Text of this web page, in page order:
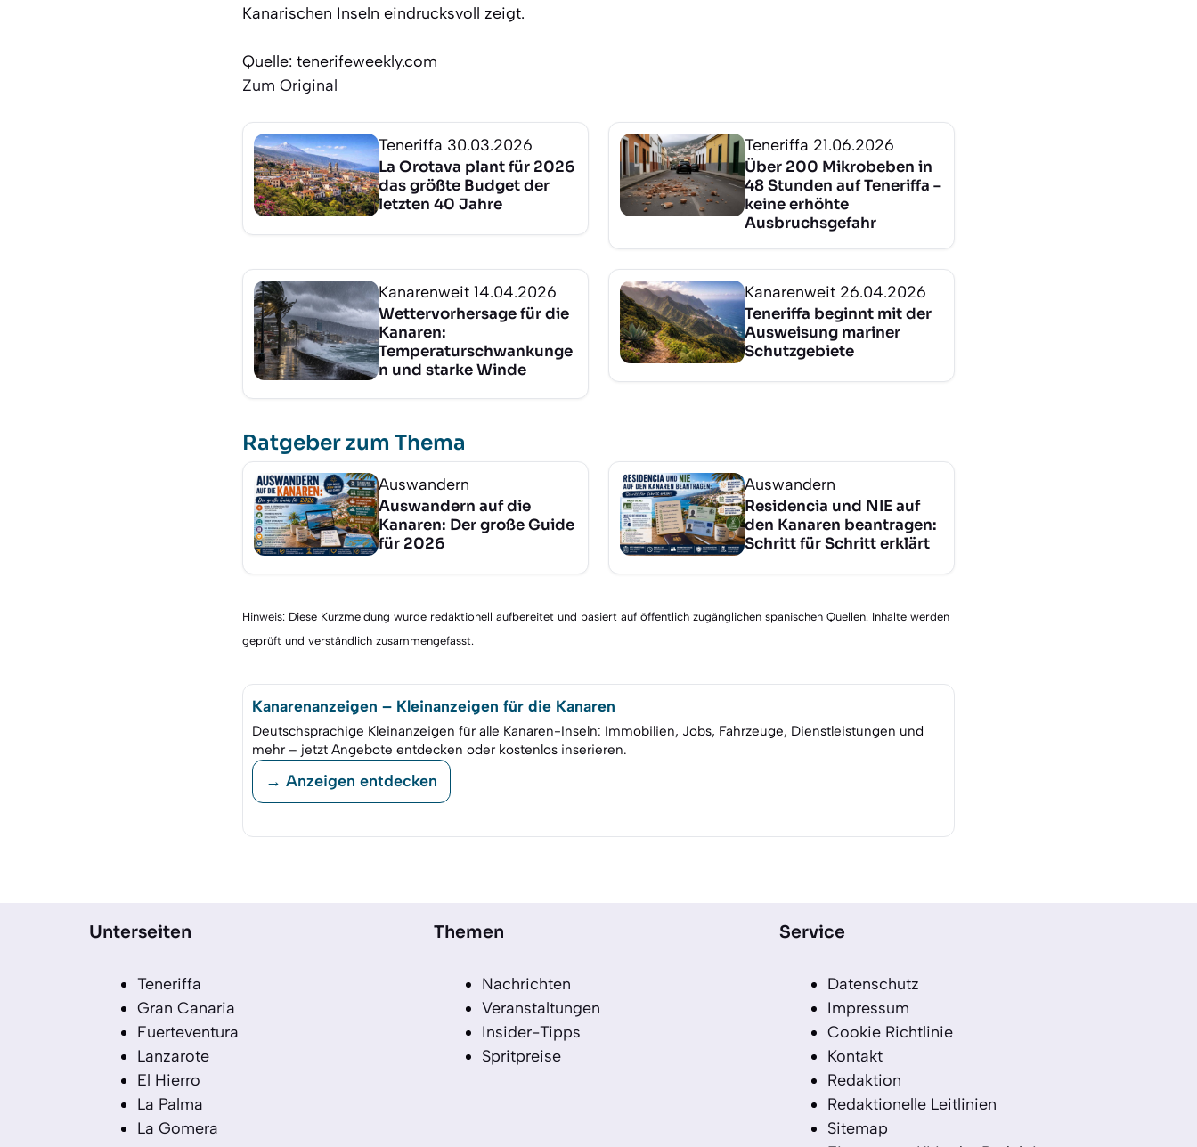
Kanarischen Inseln eindrucksvoll zeigt.
Quelle: tenerifeweekly.com
Zum Original
Teneriffa 30.03.2026
La Orotava plant für 2026
das größte Budget der
letzten 40 Jahre
Teneriffa 21.06.2026
Über 200 Mikrobeben in
48 Stunden auf Teneriffa –
keine erhöhte
Ausbruchsgefahr
Kanarenweit 14.04.2026
Wettervorhersage für die
Kanaren:
Temperaturschwankunge
n und starke Winde
Kanarenweit 26.04.2026
Teneriffa beginnt mit der
Ausweisung mariner
Schutzgebiete
Ratgeber zum Thema
Auswandern
Auswandern auf die
Kanaren: Der große Guide
für 2026
Auswandern
Residencia und NIE auf
den Kanaren beantragen:
Schritt für Schritt erklärt
Hinweis: Diese Kurzmeldung wurde redaktionell aufbereitet und basiert auf öffentlich zugänglichen spanischen Quellen. Inhalte werden
geprüft und verständlich zusammengefasst.
Kanarenanzeigen – Kleinanzeigen für die Kanaren
Deutschsprachige Kleinanzeigen für alle Kanaren-Inseln: Immobilien, Jobs, Fahrzeuge, Dienstleistungen und
mehr – jetzt Angebote entdecken oder kostenlos inserieren.
→ Anzeigen entdecken
Unterseiten
Teneriffa
Gran Canaria
Fuerteventura
Lanzarote
El Hierro
La Palma
La Gomera
Themen
Nachrichten
Veranstaltungen
Insider-Tipps
Spritpreise
Service
Datenschutz
Impressum
Cookie Richtlinie
Kontakt
Redaktion
Redaktionelle Leitlinien
Sitemap